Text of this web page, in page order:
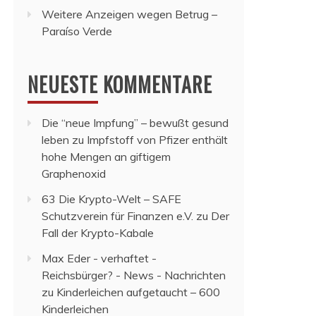
Weitere Anzeigen wegen Betrug –
Paraíso Verde
NEUESTE KOMMENTARE
Die “neue Impfung” – bewußt gesund
leben zu Impfstoff von Pfizer enthält
hohe Mengen an giftigem
Graphenoxid
63 Die Krypto-Welt – SAFE
Schutzverein für Finanzen e.V. zu Der
Fall der Krypto-Kabale
Max Eder - verhaftet -
Reichsbürger? - News - Nachrichten
zu Kinderleichen aufgetaucht – 600
Kinderleichen